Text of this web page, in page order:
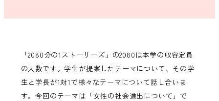
「2080分の1ストーリーズ」の2080は本学の収容定員
の人数です。学生が提案したテーマについて、その学
生と学長が1対1で様々なテーマについて話し合いま
す。今回のテーマは「女性の社会進出について」で